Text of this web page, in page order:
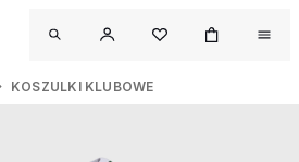
KOSZULKI KLUBOWE